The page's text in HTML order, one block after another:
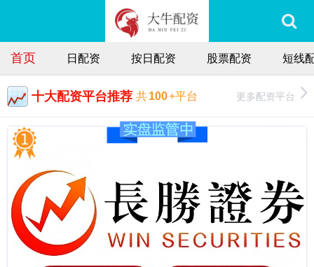
首页 日配资 按日配资 股票配资 短线
十大配资平台推荐 共100+平台 更多配资平台